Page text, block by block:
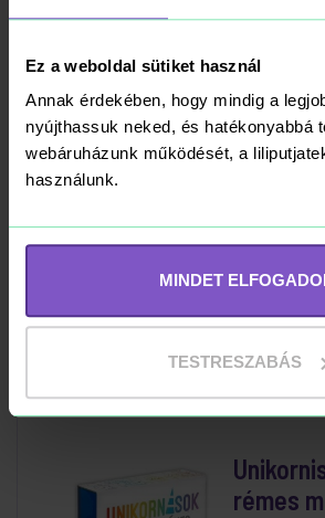
Ez a weboldal sütiket használ
Annak érdekében, hogy mindig a
nyújthassuk neked, és hatékonyabbá
webáruházunk működését, a
használunk.
MINDET
TESTRESZABÁS
16 490
rémes